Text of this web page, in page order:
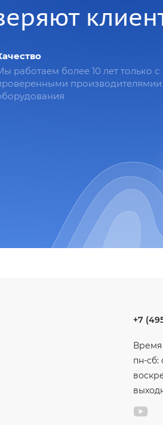
работаем более 10 лет только с
производителямии
+7
Время
пн-сб: